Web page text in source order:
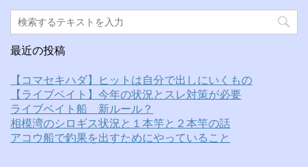
最近の投稿
【コマセキハダ】ヒットは自分で出しにいくもの
【ライブベイト】今年の状況とスレ対策が必要
ライブベイト船 新ルール？
相模湾のシロギス状況と１本竿と２本竿の話
アコウ船で釣果を出すためにやっていること